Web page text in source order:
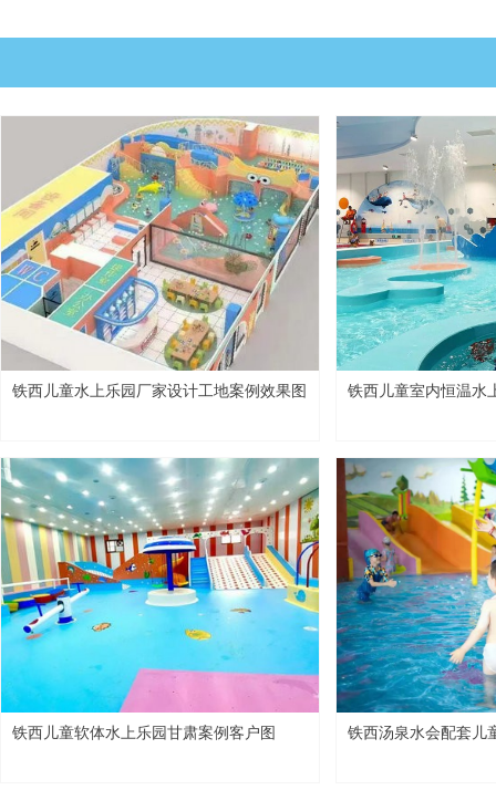
铁西儿童水上乐园厂家设计工地案例效果图 铁西儿童室内恒温水
铁西儿童软体水上乐园甘肃案例客户图 铁西汤泉水会配套儿